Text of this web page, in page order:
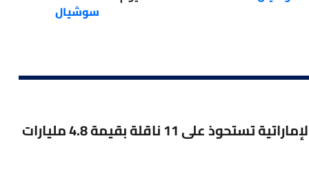
سوشيال
أدنوك للإمداد والخدمات الإماراتية تستحوذ على 11 ناقلة بقيمة 4.8 مليارات